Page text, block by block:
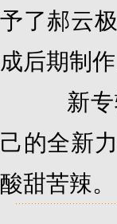
予了郝云
成后期制
新专辑
己的全新
酸甜苦辣。